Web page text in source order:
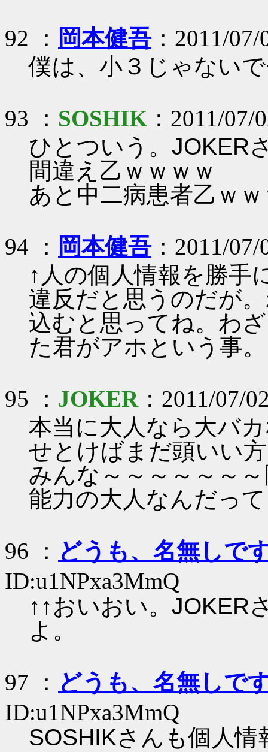
92 ： 岡本健吾：2011/07/
僕は、小３じゃない
93 ： SOSHIK ：2011/
ひとついう。JOKER
間違え乙ｗｗｗｗ
あと中二病患者乙ｗ
94 ： 岡本健吾：2011/07/
↑人の個人情報を勝手
違反だと思うのだが
込むと思ってね。わ
た君がアホという事
95 ： JOKER：2011/07/
本当に大人なら大バ
せとけばまだ頭いい
みんな～～～～～～
能力の大人なんだっ
96 ： どうも、名無しで
ID:u1NPxa3MmQ
↑↑おいおい。JOKER
よ。
97 ： どうも、名無しで
ID:u1NPxa3MmQ
SOSHIKさんも個人